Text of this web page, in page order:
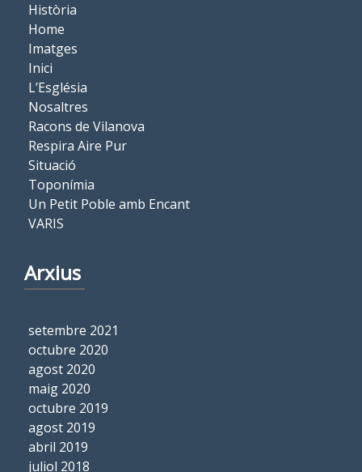
Història
Home
Imatges
Inici
L’Església
Nosaltres
Racons de Vilanova
Respira Aire Pur
Situació
Toponímia
Un Petit Poble amb Encant
VARIS
Arxius
setembre 2021
octubre 2020
agost 2020
maig 2020
octubre 2019
agost 2019
abril 2019
juliol 2018